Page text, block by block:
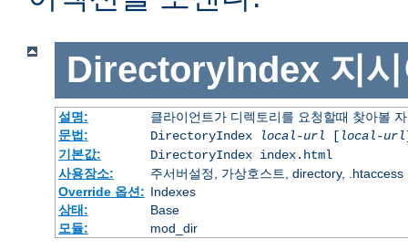
DirectoryIndex 지
설명:
클라이언트가 디렉토리를 요청할때 찾아볼
문법:
DirectoryIndex local-url [ local-url
기본값:
DirectoryIndex index.html
사용장소:
주서버설정, 가상호스트, directory, .htaccess
Override 옵션: Indexes
상태:
Base
모듈:
mod_dir